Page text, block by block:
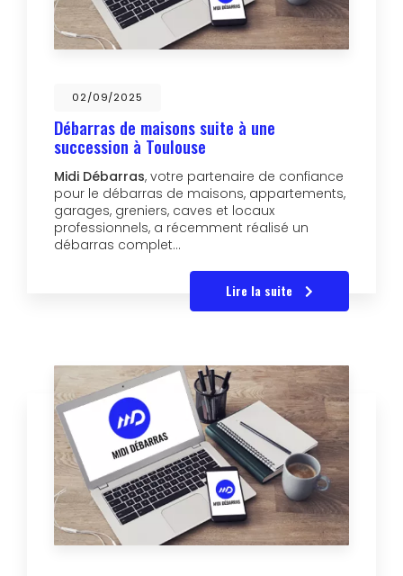
02/09/2025
Débarras de maisons suite à une
succession à Toulouse
Midi Débarras, votre partenaire de confiance
pour le débarras de maisons, appartements,
garages, greniers, caves et locaux
professionnels, a récemment réalisé un
débarras complet…
Lire la suite